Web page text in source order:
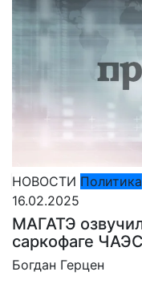
НОВОСТИ Политика
16.02.2025
МАГАТЭ
саркофаге ЧАЭС
Богдан Герцен